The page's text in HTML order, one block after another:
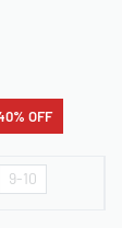
OFF
9-10